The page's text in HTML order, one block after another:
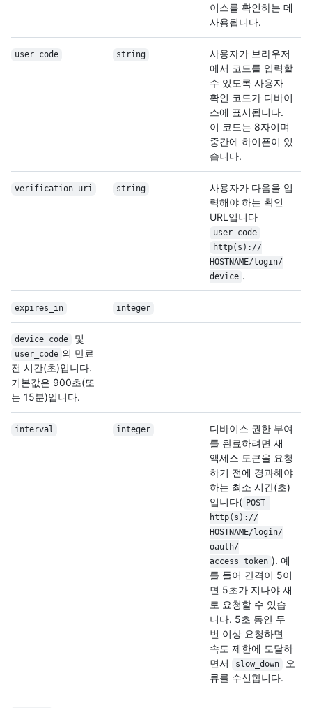
이스를 확인하는 데
사용됩니다.
user_code string
사용자가 브라우저
에서 코드를 입력할
수 있도록 사용자
확인 코드가 디바이
스에 표시됩니다.
이 코드는 8자이며
중간에 하이픈이 있
습니다.
verification_uri string
사용자가 다음을 입
력해야 하는 확인
URL입니다
user_code
http(s)://
HOSTNAME/login/
device .
expires_in integer
device_code 및
user_code 의 만료
전 시간(초)입니다.
기본값은 900초(또
는 15분)입니다.
interval integer
디바이스 권한 부여
를 완료하려면 새
액세스 토큰을 요청
하기 전에 경과해야
하는 최소 시간(초)
입니다( POST
http(s)://
HOSTNAME/login/
oauth/
access_token ). 예
를 들어 간격이 5이
면 5초가 지나야 새
로 요청할 수 있습
니다. 5초 동안 두
번 이상 요청하면
속도 제한에 도달하
면서
slow_down
오
류를 수신합니다.